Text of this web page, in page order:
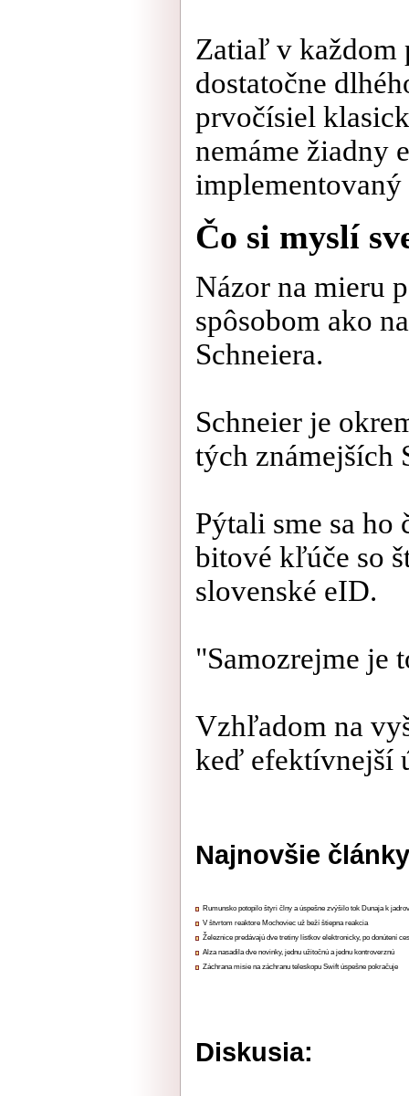
Zatiaľ v každom
dostatočne
prvočísiel
nemáme žiadny
Čo si myslí
Názor na mieru
spôsobom ako
Schneiera.
Schneier je
tých známejších
Pýtali sme sa
bitové kľúče so
slovenské eID.
"Samozrejme je
Vzhľadom na
keď efektívnejší
Najnovšie
Rumunsko potopilo štyri člny a úspešne zvýšilo tok Dunaja k
V štvrtom reaktore Mochoviec už beží štiepna reakcia
Železnice predávajú dve tretiny lístkov elektronicky, po donútení
Alza nasadila dve novinky, jednu užitočnú a jednu kontroverznú
Záchrana misie na záchranu teleskopu Swift úspešne pokračuje
Diskusia: